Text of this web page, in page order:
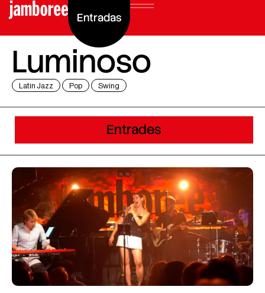
Entradas
Luminoso
Latin Jazz Pop Swing
Entrades